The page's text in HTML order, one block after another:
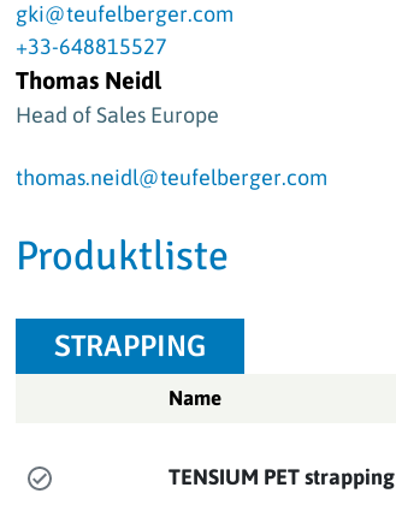
gki@teufelberger.com
+33-648815527
Thomas Neidl
Head of Sales Europe
thomas.neidl@teufelberger.com
Produktliste
STRAPPING
Name
TENSIUM PET strapping